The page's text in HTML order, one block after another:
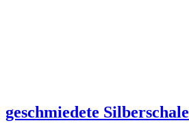
geschmiedete Silberschale